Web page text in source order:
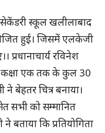
सेकेंडरी स्कूल खलीलाबाद
हुई। जिसमें एलकेजी
रविनेश
कक्षा एक तक के कुल 30
ने बेहतर चित्र बनाया।
सभी को सम्मानित
बताया कि प्रतियोगिता